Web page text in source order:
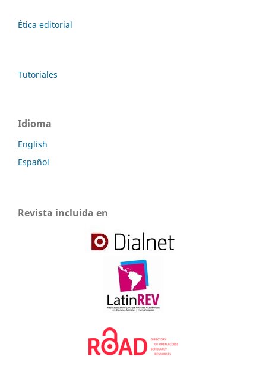
Ética editorial
Tutoriales
Idioma
English
Español
Revista incluida en